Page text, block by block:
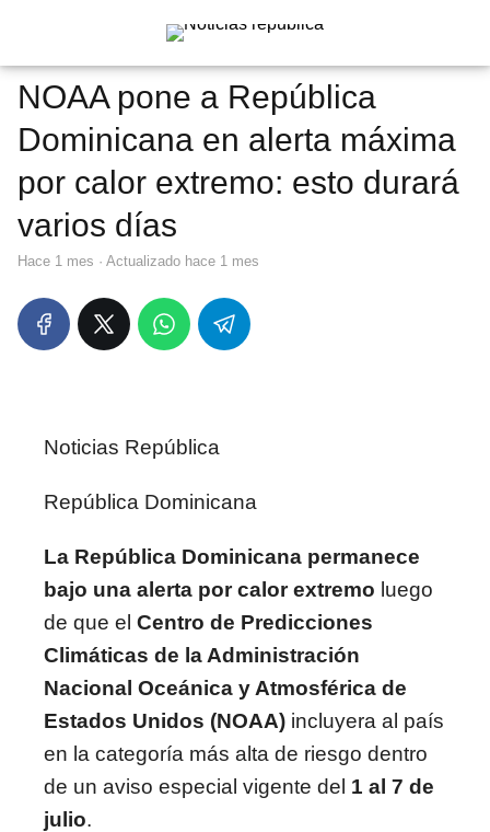
NOAA pone a República
Dominicana en alerta máxima
por calor extremo: esto durará
varios días
hace 1 mes · Actualizado hace 1 mes
Noticias República
República Dominicana
La República Dominicana permanece
bajo una alerta por calor extremo luego
de que el Centro de Predicciones
Climáticas de la Administración
Nacional Oceánica y Atmosférica de
Estados Unidos (NOAA) incluyera al país
en la categoría más alta de riesgo dentro
de un aviso especial vigente del 1 al 7 de
julio.